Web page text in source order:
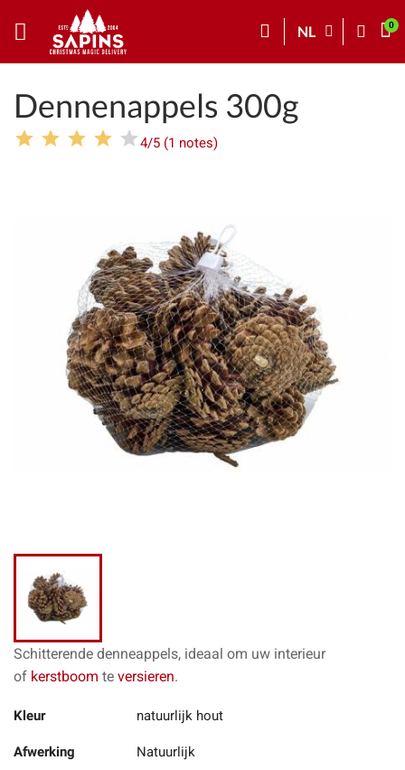
NL
Dennenappels 300g
4/5 (1 notes)
Schitterende denneappels, ideaal om uw interieur
of kerstboom te versieren.
Kleur natuurlijk hout
Afwerking Natuurlijk